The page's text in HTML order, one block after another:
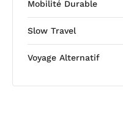
Mobilité Durable
Slow Travel
Voyage Alternatif